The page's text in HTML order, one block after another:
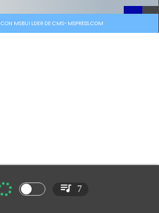
MSBUILDER DE CMS-MSPRESS.COM
7